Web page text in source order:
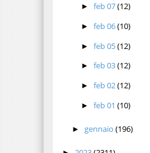
►feb 07(12)
►feb 06(10)
►feb 05(12)
►feb 03(12)
►feb 02(12)
►feb 01(10)
► gennaio (196)